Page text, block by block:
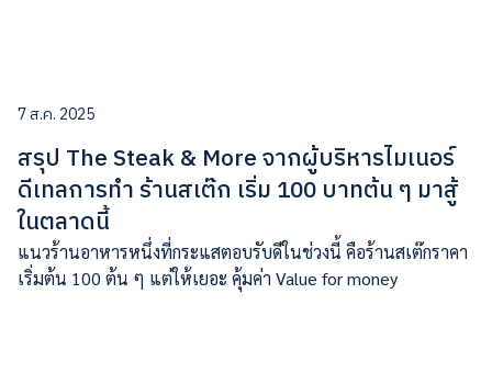
7 ส.ค. 2025
สรุป The Steak & More จากผู้บริหารไมเนอร์
ดีเทลการทำ ร้านสเต๊ก เริ่ม 100 บาทต้น ๆ มาสู้
ในตลาดนี้
แนวร้านอาหารหนึ่งที่กระแสตอบรับดีในช่วงนี้ คือร้านสเต๊กราคา
เริ่มต้น 100 ต้น ๆ แต่ให้เยอะ คุ้มค่า Value for money